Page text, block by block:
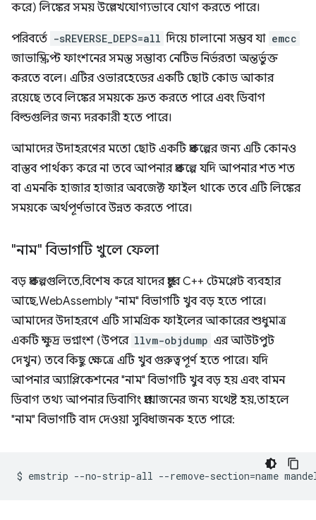
করে) লিঙ্কের সময় উল্লেখযোগ্যভাবে যোগ করতে পারে।
পরিবর্তে -sREVERSE_DEPS=all দিয়ে চালানো সম্ভব যা emcc
জাভাস্ক্রিপ্ট ফাংশনের সমস্ত সম্ভাব্য নেটিভ নির্ভরতা অন্তর্ভুক্ত
করতে বলে। এটির ওভারহেডের একটি ছোট কোড আকার
রয়েছে তবে লিঙ্কের সময়কে দ্রুত করতে পারে এবং ডিবাগ
বিল্ডগুলির জন্য দরকারী হতে পারে।
আমাদের উদাহরণের মতো ছোট একটি প্রকল্পের জন্য এটি কোনও
বাস্তব পার্থক্য করে না তবে আপনার প্রকল্পে যদি আপনার শত শত
বা এমনকি হাজার হাজার অবজেক্ট ফাইল থাকে তবে এটি লিঙ্কের
সময়কে অর্থপূর্ণভাবে উন্নত করতে পারে।
"নাম" বিভাগটি খুলে ফেলা
বড় প্রকল্পগুলিতে, বিশেষ করে যাদের প্রচুর C++ টেমপ্লেট ব্যবহার
আছে, WebAssembly "নাম" বিভাগটি খুব বড় হতে পারে।
আমাদের উদাহরণে এটি সামগ্রিক ফাইলের আকারের শুধুমাত্র
একটি ক্ষুদ্র ভগ্নাংশ (উপরে llvm-objdump এর আউটপুট
দেখুন) তবে কিছু ক্ষেত্রে এটি খুব গুরুত্বপূর্ণ হতে পারে। যদি
আপনার অ্যাপ্লিকেশনের "নাম" বিভাগটি খুব বড় হয় এবং বামন
ডিবাগ তথ্য আপনার ডিবাগিং প্রয়োজনের জন্য যথেষ্ট হয়, তাহলে
"নাম" বিভাগটি বাদ দেওয়া সুবিধাজনক হতে পারে:
$ emstrip --no-strip-all --remove-section=name